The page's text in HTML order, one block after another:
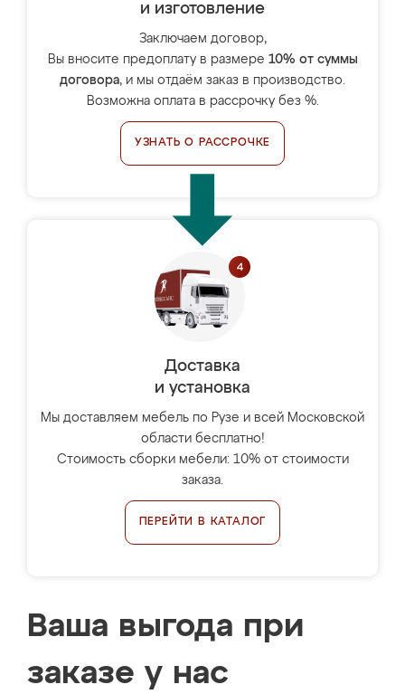
и изготовление
Заключаем договор,
Вы вносите предоплату в размере 10% от суммы
договора, и мы отдаём заказ в производство.
Возможна оплата в рассрочку без %.
УЗНАТЬ О РАССРОЧКЕ
Доставка
и установка
Мы доставляем мебель по Рузе и всей Московской
области бесплатно!
Стоимость сборки мебели: 10% от стоимости
заказа.
ПЕРЕЙТИ В КАТАЛОГ
Ваша выгода при
заказе у нас